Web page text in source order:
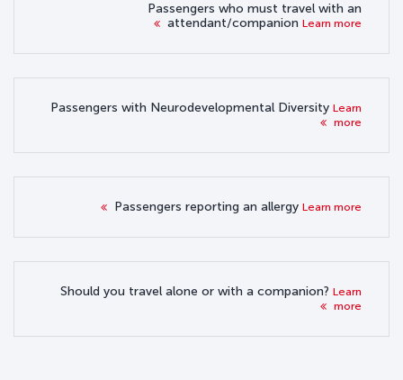
Passengers who must travel with an
attendant/companion Learn more
Passengers with Neurodevelopmental Diversity Learn
more
Passengers reporting an allergy Learn more
Should you travel alone or with a companion? Learn
more